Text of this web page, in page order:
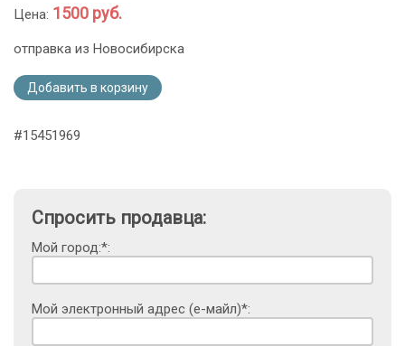
Цена: 1500 руб.
отправка из Новосибирска
Добавить в корзину
#15451969
Спросить продавца:
Мой город:*:
Мой электронный адрес (е-майл)*: